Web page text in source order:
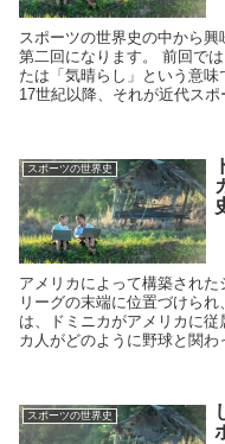
スポーツの世界史の中から
第二回になります。 前回で
たは「気晴らし」という意
17世紀以降、それが近代スポ
スポーツの世界史
アメリカによって構築され
リーグの末端に位置づけら
は、ドミニカがアメリカに
カ人がどのように野球と関
スポーツの世界史